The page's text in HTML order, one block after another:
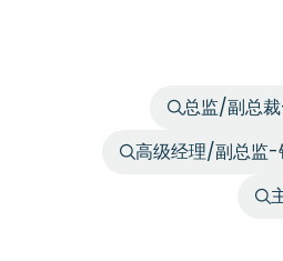
总监/副总
高级经理/副总监-